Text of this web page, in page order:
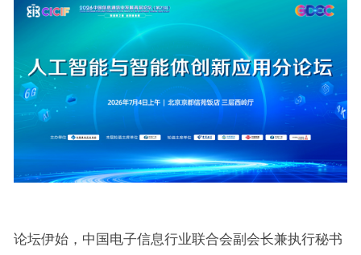
论坛伊始，中国电子信息行业联合会副会长兼执行秘书